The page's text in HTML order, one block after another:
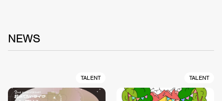
NEWS
TALENT TALENT